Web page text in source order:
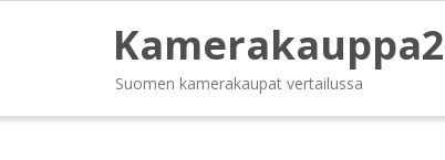
Suomen kamerakaupat vertailussa